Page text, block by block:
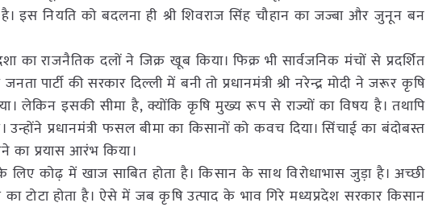
इस नियति को बदलना ही श्री शिवराज सिंह चौहान का जज्बा और जुनून बन
का राजनैतिक दलों ने जिक्र खूब किया। फिक्र भी सार्वजनिक मंचों से प्रदर्शित
की सरकार दिल्ली में बनी तो प्रधानमंत्री श्री नरेन्द्र मोदी ने जरूर कृषि
लेकिन इसकी सीमा है, क्योंकि कृषि मुख्य रूप से राज्यों का विषय है। तथापि
प्रधानमंत्री फसल बीमा का किसानों को कवच दिया। सिंचाई का बंदोबस्त
का प्रयास आरंभ किया।
लिए कोढ़ में खाज साबित होता है। किसान के साथ विरोधाभास जुड़ा है। अच्छी
होता है। ऐसे में जब कृषि उत्पाद के भाव गिरे मध्यप्रदेश सरकार किसान